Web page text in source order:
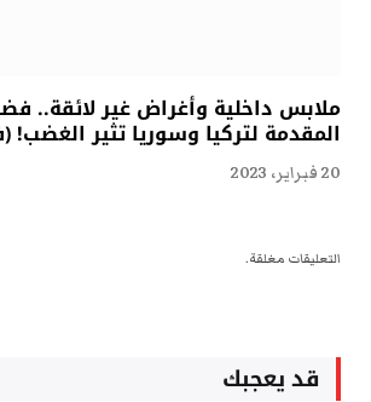
ملابس داخلية وأغراض غير لائقة..
المقدمة لتركيا وسوريا تثير الغضب!
20 فبراير، 2023
التعليقات مغلقة.
قد يعجبك